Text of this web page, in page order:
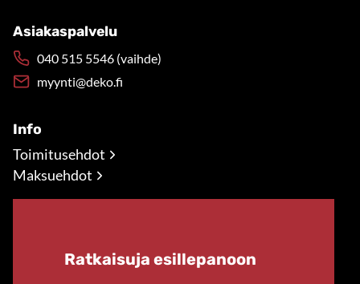
Asiakaspalvelu
040 515 5546 (vaihde)
myynti@deko.fi
Info
Toimitusehdot
Maksuehdot
Ratkaisuja esillepanoon